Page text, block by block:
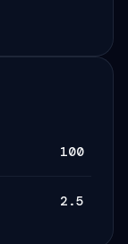
100
2.5